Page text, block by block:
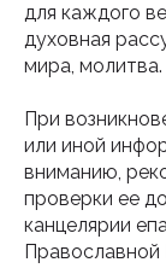
для каждого
духовная
мира, молитва.
При
или иной
вниманию,
проверки ее
канцелярии